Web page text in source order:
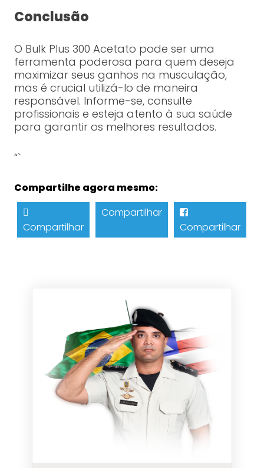
Conclusão
O Bulk Plus 300 Acetato pode ser uma
ferramenta poderosa para quem deseja
maximizar seus ganhos na musculação,
mas é crucial utilizá-lo de maneira
responsável. Informe-se, consulte
profissionais e esteja atento à sua saúde
para garantir os melhores resultados.
“`
Compartilhe agora mesmo:
Compartilhar
Compartilhar
Compartilhar